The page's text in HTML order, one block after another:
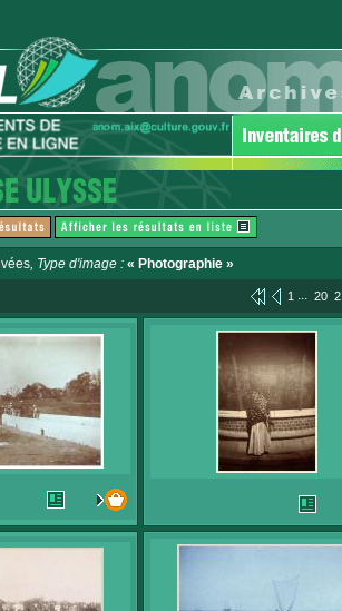
, Type d'image : « Photographie »
1 ... 20